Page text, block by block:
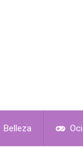
Belleza